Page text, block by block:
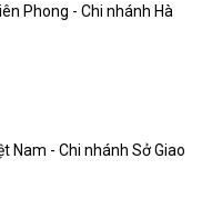
Phong - Chi nhánh Hà
Nam - Chi nhánh Sở Giao